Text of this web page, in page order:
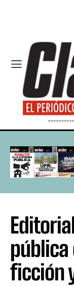
pública
ficción